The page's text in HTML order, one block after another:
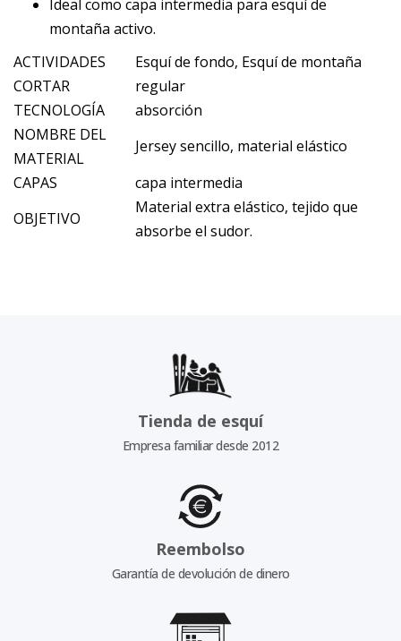
Ideal como capa intermedia para esquí de
montaña activo.
ACTIVIDADES
Esquí de fondo, Esquí de montaña
CORTAR
regular
TECNOLOGÍA
absorción
NOMBRE DEL
MATERIAL
Jersey sencillo, material elástico
CAPAS
capa intermedia
OBJETIVO
Material extra elástico, tejido que
absorbe el sudor.
Tienda de esquí
Empresa familiar desde 2012
Reembolso
Garantía de devolución de dinero